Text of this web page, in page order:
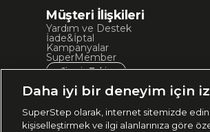
Müşteri İlişkileri
Yardım ve Destek
İade&İptal
Kampanyalar
SuperMember
Sipariş Takip
Daha iyi bir deneyim için
SuperStep olarak, internet sitemizde
kişiselleştirmek ve ilgi alanlarınıza göre